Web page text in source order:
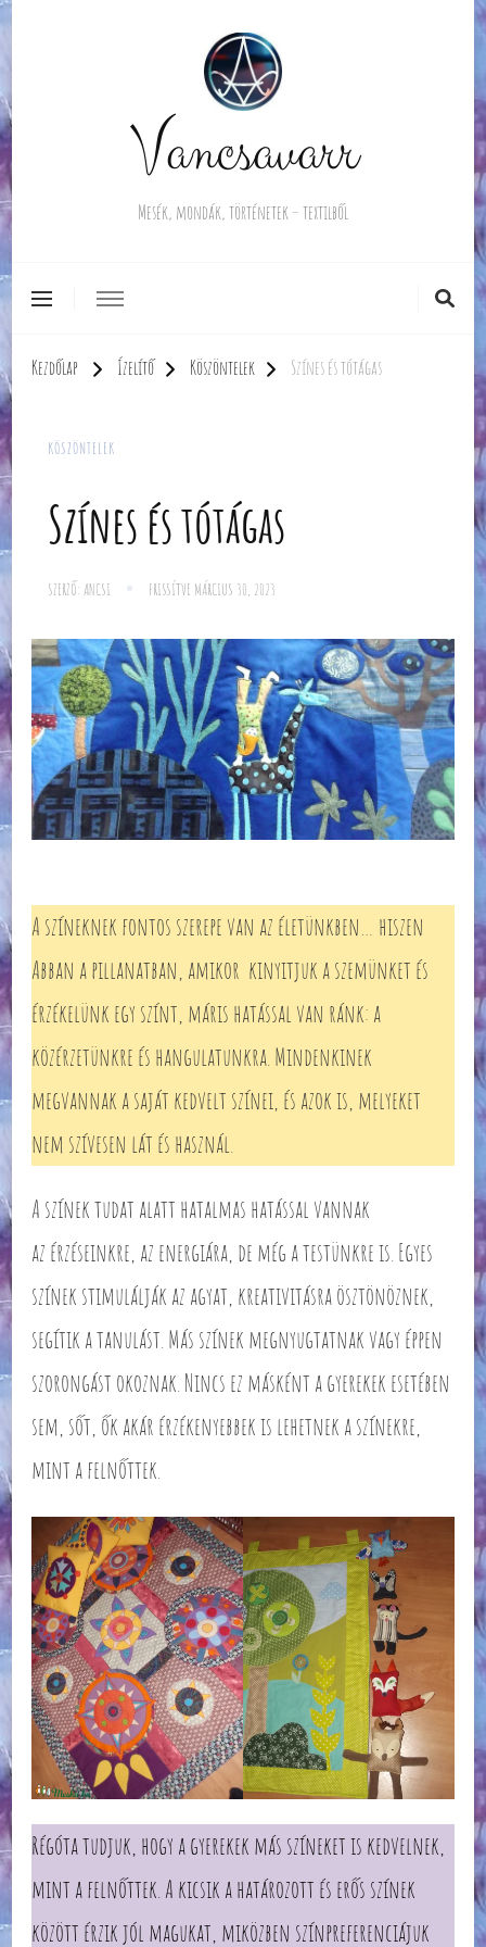
Vancsavarr
Mesék, mondák, történetek – textilből
Kezdőlap Ízelítő Köszöntelek Színes és tótágas
KÖSZÖNTELEK
Színes és tótágas
SZERZŐ: ANCSI FRISSÍTVE MÁRCIUS 30, 2023
A színeknek fontos szerepe van az életünkben… hiszen
Abban a pillanatban, amikor kinyitjuk a szemünket és
érzékelünk egy színt, máris hatással van ránk: a
közérzetünkre és hangulatunkra. Mindenkinek
megvannak a saját kedvelt színei, és azok is, melyeket
nem szívesen lát és használ.
A színek tudat alatt hatalmas hatással vannak
az érzéseinkre, az energiára, de még a testünkre is. Egyes
színek stimulálják az agyat, kreativitásra ösztönöznek,
segítik a tanulást. Más színek megnyugtatnak vagy éppen
szorongást okoznak. Nincs ez másként a gyerekek esetében
sem, sőt, ők akár érzékenyebbek is lehetnek a színekre,
mint a felnőttek.
Régóta tudjuk, hogy a gyerekek más színeket is kedvelnek,
mint a felnőttek. A kicsik a határozott és erős színek
között érzik jól magukat, miközben színpreferenciájuk